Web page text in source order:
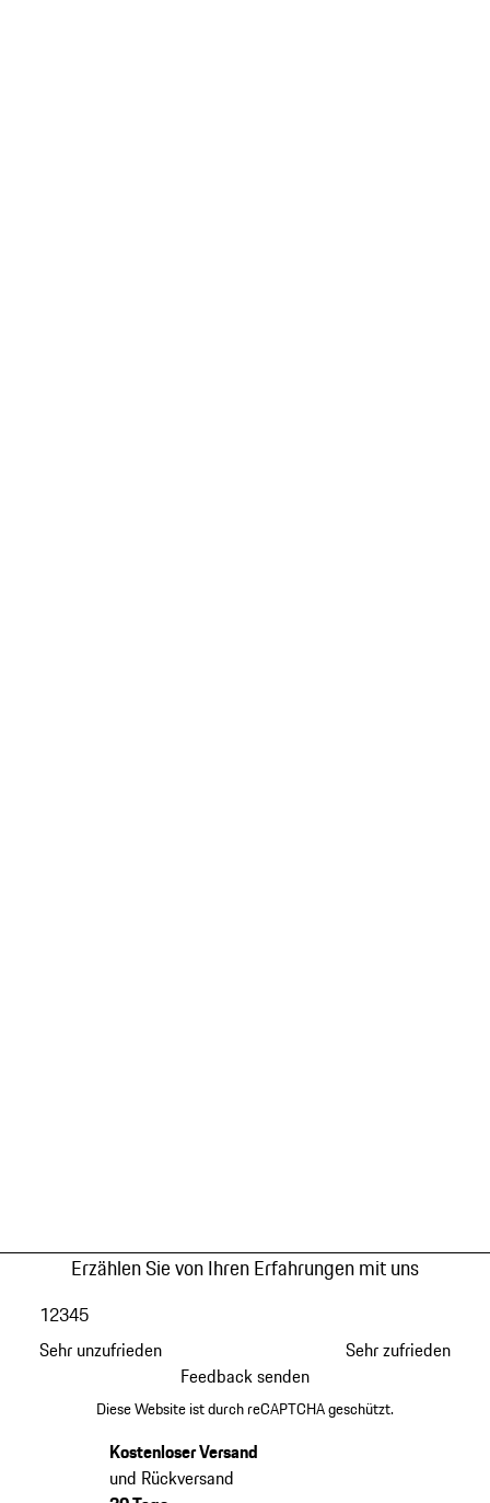
Erzählen Sie von Ihren Erfahrungen mit uns
Sehr unzufrieden
12345
Sehr zufrieden
Feedback senden
Diese Website ist durch reCAPTCHA geschützt.
Kostenloser Versand
und Rückversand